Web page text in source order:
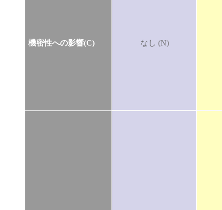
機密性への影響(C) なし (N)